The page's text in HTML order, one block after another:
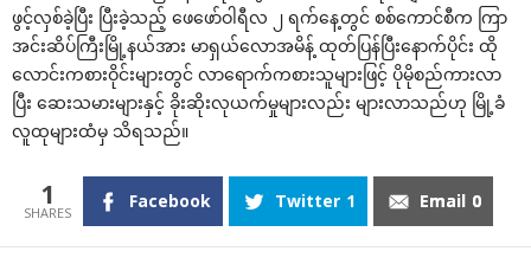
ဖွင့်လှစ်ခဲ့ပြီး ပြီးခဲ့သည့် ဖေဖော်ဝါရီလ ၂ ရက်နေ့တွင် စစ်ကောင်စီက ကြာ
အင်းဆိပ်ကြီးမြို့နယ်အား မာရှယ်လောအမိန့် ထုတ်ပြန်ပြီးနောက်ပိုင်း ထို
လောင်းကစားဝိုင်းများတွင် လာရောက်ကစားသူများဖြင့် ပိုမိုစည်ကားလာ
ပြီး ဆေးသမားများနှင့် ခိုးဆိုးလုယက်မှုများလည်း များလာသည်ဟု မြို့ခံ
လူထုများထံမှ သိရသည်။
1 Facebook Twitter 1 Email 0